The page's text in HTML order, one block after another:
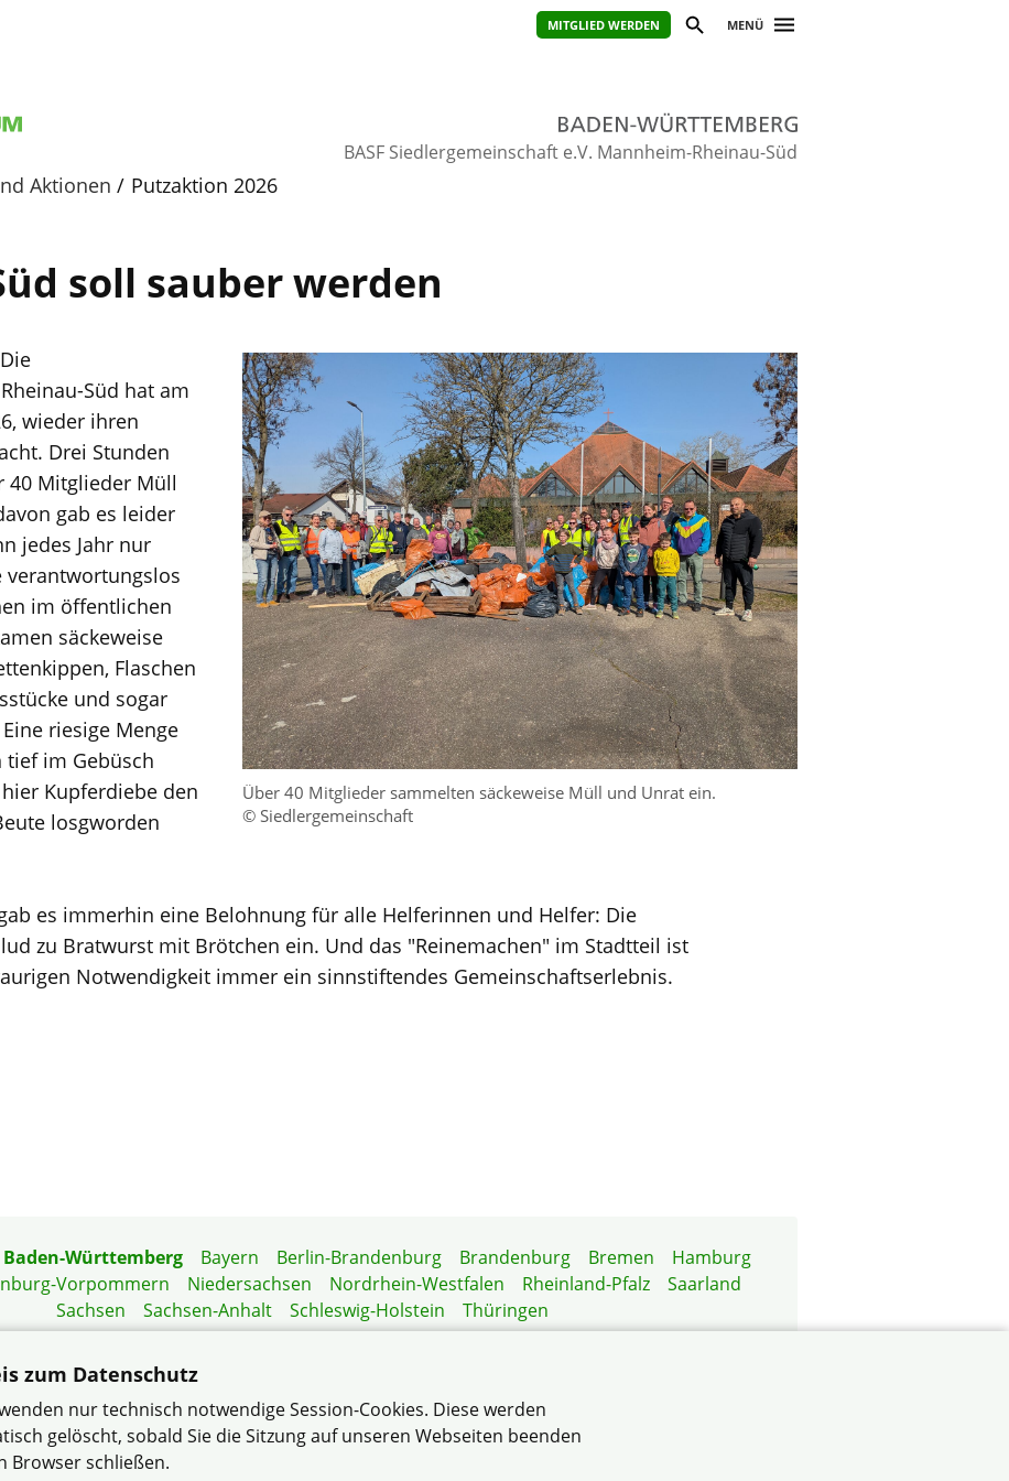
MITGLIED WERDEN MENÜ
BASF Siedlergemeinschaft e.V. Mannheim-Rheinau-Süd
Aktionen Putzaktion 2026
soll sauber werden
Über 40 Mitglieder sammelten säckeweise Müll und Unrat ein.
© Siedlergemeinschaft
Süd hat am
wieder ihren
Drei Stunden
40 Mitglieder Müll
gab es leider
jedes Jahr nur
verantwortungslos
im öffentlichen
säckeweise
Flaschen
und sogar
riesige Menge
im Gebüsch
Kupferdiebe den
losgworden
es immerhin eine Belohnung für alle Helferinnen und Helfer: Die
zu Bratwurst mit Brötchen ein. Und das "Reinemachen" im Stadtteil ist
Notwendigkeit immer ein sinnstiftendes Gemeinschaftserlebnis.
Baden-Württemberg Bayern Berlin-Brandenburg Brandenburg Bremen
Hamburg
Vorpommern Niedersachsen Nordrhein-Westfalen Rheinland-Pfalz
Saarland
Sachsen
Sachsen-Anhalt Schleswig-Holstein
Thüringen
e.V. Mannheim-Rheinau-Süd im Verband Wohneigentum Baden-Württemberg e.V.
zum Datenschutz
nur technisch notwendige Session-Cookies. Diese werden
gelöscht, sobald Sie die Sitzung auf unseren Webseiten beenden
Browser schließen.